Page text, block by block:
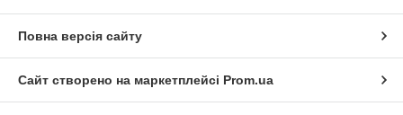
Повна версія сайту
Сайт створено на маркетплейсі Prom.ua